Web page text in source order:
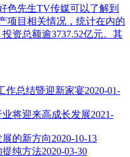
色先生TV传媒可以了解到
项目相关情况，统计在内的
资总额逾3737.52亿元。其
作总结暨迎新家宴2020-01-
将迎来高成长发展2021-
的新方向2020-10-13
提纯方法2020-03-30